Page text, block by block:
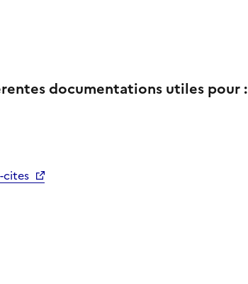
documentations utiles pour :
cites